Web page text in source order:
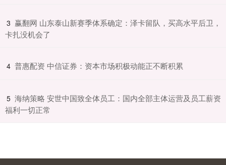
3 ​赢翻网 山东泰山新赛季体系确定：泽卡留队，买高水平后卫，
卡扎没机会了
4 ​普惠配资 中信证券：资本市场积极动能正不断积累
5 ​海纳策略 安世中国致全体员工：国内全部主体运营及员工薪资
福利一切正常